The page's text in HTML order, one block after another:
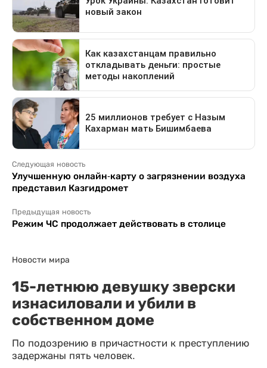
Следующая новость
Улучшенную онлайн-карту о загрязнении воздуха
представил Казгидромет
Предыдущая новость
Режим ЧС продолжает действовать в столице
Новости мира
15-летнюю девушку зверски
изнасиловали и убили в
собственном доме
По подозрению в причастности к преступлению
задержаны пять человек.